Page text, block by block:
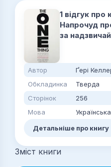
1 відгук про
Напрочуд
за
Автор
Ґері
Обкладинка
Тверда
Сторінок
256
Мова
Українська
Детальніше про книгу
Зміст книги